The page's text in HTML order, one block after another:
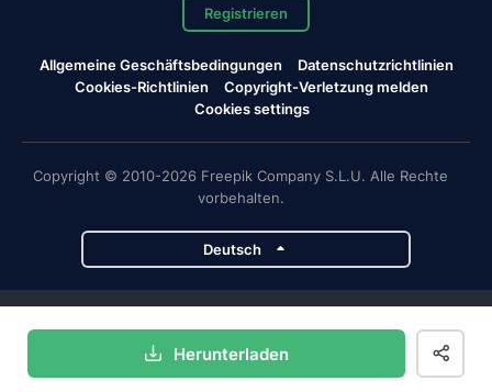
Herunterladen
Registrieren
Allgemeine Geschäftsbedingungen
Datenschutzrichtlinien
Cookies-Richtlinien
Copyright-Verletzung melden
Cookies settings
Copyright © 2010-2026 Freepik Company S.L.U. Alle Rechte
vorbehalten.
Deutsch
Magnific Flaticon